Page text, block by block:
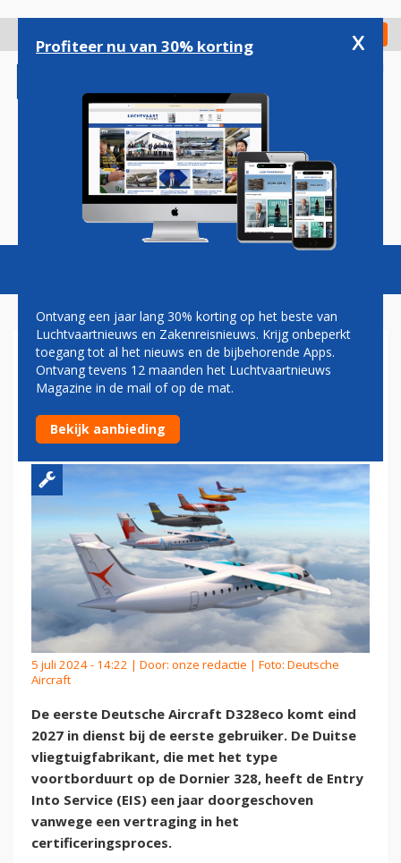
gaan
Check in
Magazine Podcasts Vacatures
DEUTSCHE AIRCRAFT
VERWACHT EERSTE D328ECO
IN 2027 TE LEVEREN
5 juli 2024 - 14:22 | Door: onze redactie | Foto: Deutsche
Aircraft
De eerste Deutsche Aircraft D328eco komt eind
2027 in dienst bij de eerste gebruiker. De Duitse
vliegtuigfabrikant, die met het type
voortborduurt op de Dornier 328, heeft de Entry
Into Service (EIS) een jaar doorgeschoven
vanwege een vertraging in het
certificeringsproces.
Profiteer nu van 30% korting x
Ontvang een jaar lang 30% korting op het beste van
Luchtvaartnieuws en Zakenreisnieuws. Krijg onbeperkt
toegang tot al het nieuws en de bijbehorende Apps.
Ontvang tevens 12 maanden het Luchtvaartnieuws
Magazine in de mail of op de mat.
Bekijk aanbieding